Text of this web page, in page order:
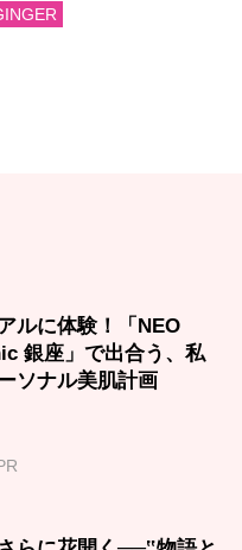
ルに体験！「NEO
銀座」で出合う、私
ソナル美肌計画